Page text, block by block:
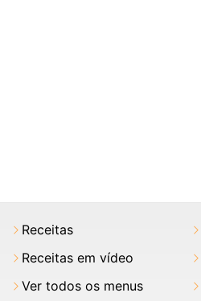
Receitas
Receitas em vídeo
Ver todos os menus